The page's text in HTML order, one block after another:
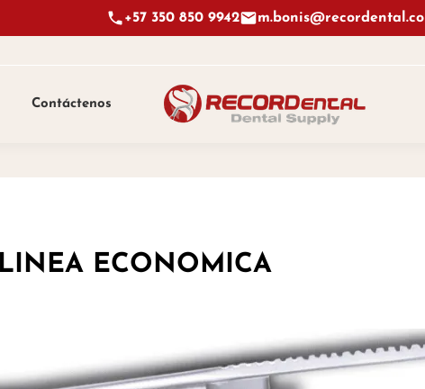
+57 350 850 9942 m.bonis@recordental.co
Contáctenos
ECONOMICA